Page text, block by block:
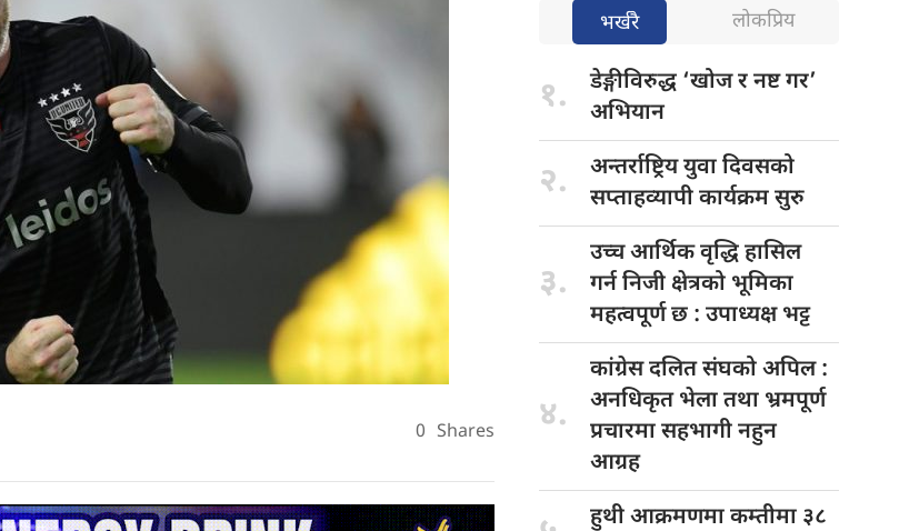
0 Shares
भर्खरै लोकप्रिय
१. डेङ्गीविरुद्ध ‘खोजर नष्ट गर’
अभियान
२. अन्तर्राष्ट्रिय युवादिवसको
सप्ताहव्यापी कार्यक्रम सुरु
३.
उच्च आर्थिकवृद्धि हासिल
गर्न निजी क्षेत्रको भूमिका
महत्वपूर्ण छ : उपाध्यक्ष भट्ट
४.
कांग्रेस दलितसंघको अपिल :
अनधिकृत भेला तथा भ्रमपूर्ण
प्रचारमा सहभागी नहुन
आग्रह
हुथी आक्रमणमाकम्तीमा ३८